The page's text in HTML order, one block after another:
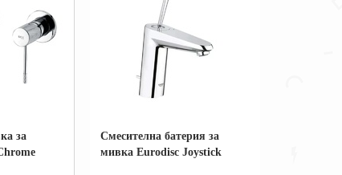
за
Смесителна батерия за
мивка Eurodisc Joystick